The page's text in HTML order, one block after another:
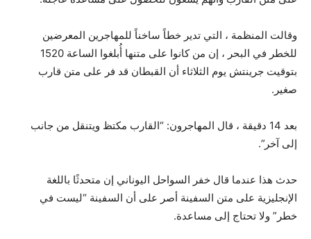
وقالت المنظمة ، التي تدير خطاً ساخناً للمهاجرين المعرضين
للخطر في البحر ، إن من كانوا على متنها أُبلغوا الساعة 1520
بتوقيت جرينتش يوم الثلاثاء أن القبطان قد فر على متن قارب
صغير.
بعد 14 دقيقة ، قال المهاجرون: “القارب مكتظ ويتنقل من جانب
إلى آخر”.
حدث هذا عندما قال خفر السواحل اليوناني إن متحدثًا باللغة
الإنجليزية على متن السفينة أصر على أن السفينة “ليست في
خطر” ولا تحتاج إلى مساعدة.